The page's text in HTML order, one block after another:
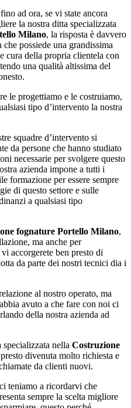
ad ora, se vi state ancora
la nostra ditta specializzata
Milano, la risposta è davvero
possiede una grandissima
cura della propria clientela con
una qualità altissima del
le progettiamo e le costruiamo,
tipo d’intervento la nostra
squadre d’intervento si
da persone che hanno studiato
necessarie per svolgere questo
azienda impone a tutti i
formazione per essere sempre
di questo settore e sulle
a qualsiasi tipo
fognature Portello Milano,
ma anche per
accorgerete ben presto di
da parte dei nostri tecnici dia i
al nostro operato, ma
avuto a che fare con noi ci
della nostra azienda ad
nella Costruzione
divenuta molto richiesta e
da clienti nuovi.
teniamo a ricordarvi che
sempre la scelta migliore